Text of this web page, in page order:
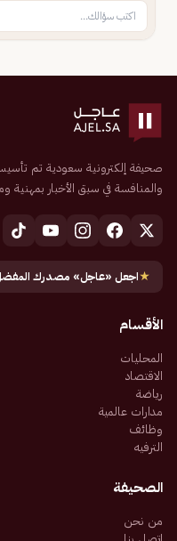
والمنافسة في سبق الأخبار
★اجعل «عاجل» مصدرك
الأقسام
المحليات
الاقتصاد
رياضة
مدارات عالمية
وظائف
الترفيه
الصحيفة
من نحن